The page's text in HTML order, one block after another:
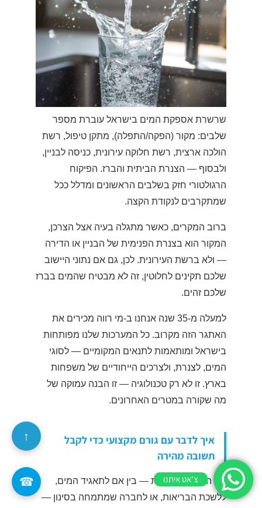
שרשרת אספקת המים בישראל עוברת מספר
שלבים: מקור (הפקה/התפלה), מתקן טיפול, רשת
הולכה ארצית, רשת חלוקה עירונית, כניסה לבניין,
ולבסוף — הצנרת הביתית והברז. הפיקוח
הרגולטורי חזק בשלבים הראשונים ומדלל ככל
שמתקרבים לנקודת הקצה.
ברוב המקרים, כאשר מתגלה בעיה אצל הצרכן,
המקור הוא בצנרת הפנימית של הבניין או הדירה
— ולא ברשת העירונית. לכן, גם אם נתוני היישוב
שלכם תקינים לחלוטין, זה לא מבטיח שהמים בברז
שלכם זהים.
למעלה מ-35 שנה אנחנו ב-מי רווה מכירים את
האתגר הזה מקרוב. כל המערכות שלנו מפותחות
בישראל ומותאמות לתנאים המקומיים — לסוגי
המים, לצנרת, ולצרכים הייחודיים של משפחות
בארץ. זו לא רק טכנולוגיה — זו הבנה עמוקה של
מה שקורה במטרים האחרונים.
איך לדבר עם גורם מקצועי כדי לקבל
תשובה מהירה
אם החלטתם לפנות — בין אם לתאגיד המים,
ללשכת הבריאות, או לחברה שמתמחה בסינון —
↑
☎ צ'אט איתנו